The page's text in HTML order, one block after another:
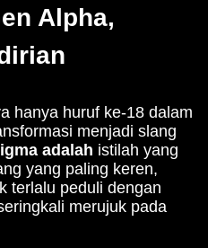
Alpha,
hanya huruf ke-18 dalam
menjadi slang
adalah istilah yang
yang paling keren,
terlalu peduli dengan
merujuk pada